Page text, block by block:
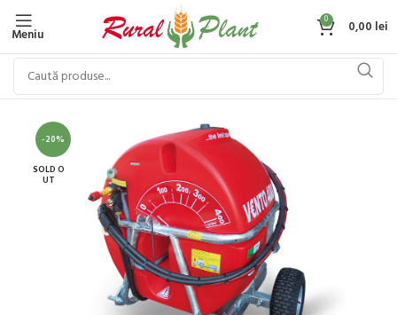
Meniu
0 0,00 lei
-20%
SOLD O
UT